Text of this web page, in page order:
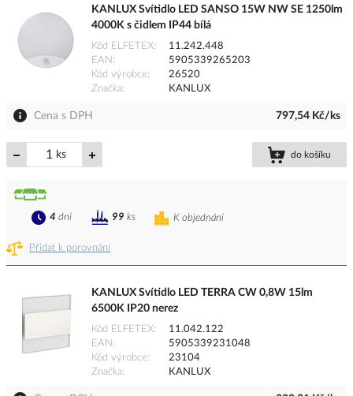
KANLUX Svítidlo LED SANSO 15W NW SE 1250lm
4000K s čidlem IP44 bílá
Kód ELFETEX
11.242.448
EAN
5905339265203
Kód výrobce
26520
Značka
KANLUX
Cena s DPH 797,54 Kč/ks
ks do košíku
Přidat k porovnání
K objednání
4 dní 99 ks
KANLUX Svítidlo LED TERRA CW 0,8W 15lm
6500K IP20 nerez
Kód ELFETEX
11.042.122
EAN
5905339231048
Kód výrobce
23104
Značka
KANLUX